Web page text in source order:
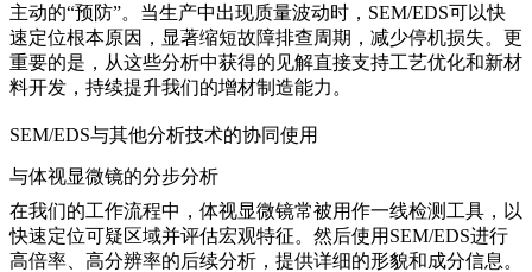
主动的“预防”。当生产中出现质量波动时，SEM/EDS可以快
速定位根本原因，显著缩短故障排查周期，减少停机损失。更
重要的是，从这些分析中获得的见解直接支持工艺优化和新材
料开发，持续提升我们的增材制造能力。
SEM/EDS与其他分析技术的协同使用
与体视显微镜的分步分析
在我们的工作流程中， 体视显微镜常被用作一线检测工具，以
快速定位可疑区域并评估宏观特征。然后使用SEM/EDS进行
高倍率、高分辨率的后续分析，提供详细的形貌和成分信息。